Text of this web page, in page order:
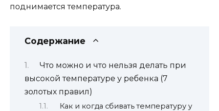
поднимается температура.
Содержание
Что можно и что нельзя делать при
высокой температуре у ребенка (7
золотых правил)
Как и когда сбивать температуру у